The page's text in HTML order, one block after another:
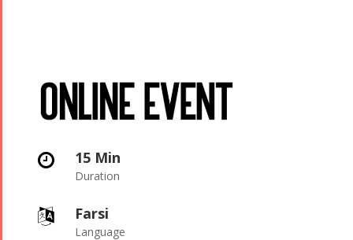
 15 Min
Duration
 Farsi
Language